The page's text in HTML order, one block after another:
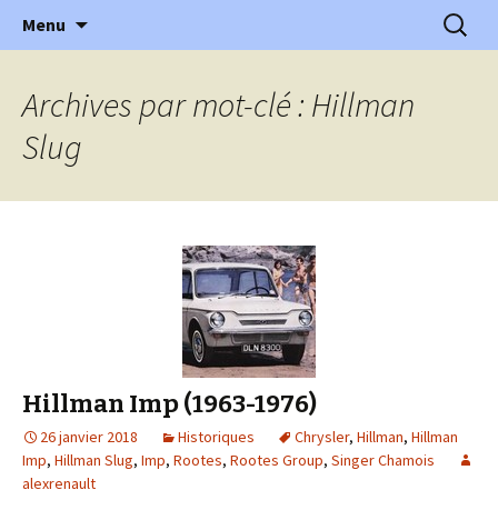
l'Automobile Ancienne
l'automobile ancienne : articles, historiques
…
Menu
Archives par mot-clé : Hillman
Slug
Hillman Imp (1963-1976)
26 janvier 2018 Historiques Chrysler, Hillman, Hillman
Imp, Hillman Slug, Imp, Rootes, Rootes Group, Singer Chamois
alexrenault